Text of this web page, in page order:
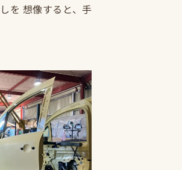
を 想像すると、手